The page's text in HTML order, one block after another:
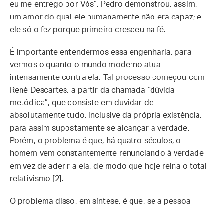
eu me entrego por Vós”. Pedro demonstrou, assim,
um amor do qual ele humanamente não era capaz; e
ele só o fez porque primeiro cresceu na fé.
É importante entendermos essa engenharia, para
vermos o quanto o mundo moderno atua
intensamente contra ela. Tal processo começou com
René Descartes, a partir da chamada “dúvida
metódica”, que consiste em duvidar de
absolutamente tudo, inclusive da própria existência,
para assim supostamente se alcançar a verdade.
Porém, o problema é que, há quatro séculos, o
homem vem constantemente renunciando à verdade
em vez de aderir a ela, de modo que hoje reina o total
relativismo [2].
O problema disso, em síntese, é que, se a pessoa